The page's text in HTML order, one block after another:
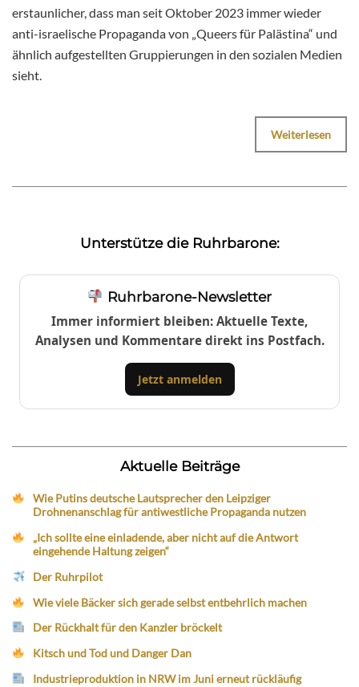
erstaunlicher, dass man seit Oktober 2023 immer wieder
anti-israelische Propaganda von „Queers für Palästina“ und
ähnlich aufgestellten Gruppierungen in den sozialen Medien
sieht.
Weiterlesen
Unterstütze die Ruhrbarone:
Ruhrbarone-Newsletter
Immer informiert bleiben: Aktuelle Texte,
Analysen und Kommentare direkt ins Postfach.
Jetzt anmelden
Aktuelle Beiträge
Wie Putins deutsche Lautsprecher den Leipziger
Drohnenanschlag für antiwestliche Propaganda nutzen
„Ich sollte eine einladende, aber nicht auf die Antwort
eingehende Haltung zeigen“
Der Ruhrpilot
Wie viele Bäcker sich gerade selbst entbehrlich machen
Der Rückhalt für den Kanzler bröckelt
Kitsch und Tod und Danger Dan
Industrieproduktion in NRW im Juni erneut rückläufig